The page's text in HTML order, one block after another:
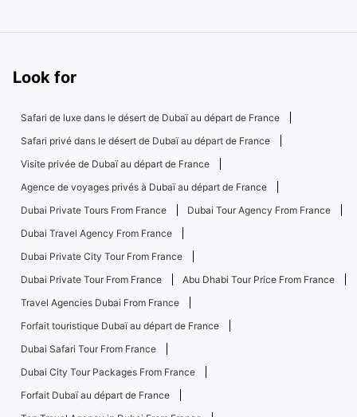
Look for
Safari de luxe dans le désert de Dubaï au départ de France
Safari privé dans le désert de Dubaï au départ de France
Visite privée de Dubaï au départ de France
Agence de voyages privés à Dubaï au départ de France
Dubai Private Tours From France
Dubai Tour Agency From France
Dubai Travel Agency From France
Dubai Private City Tour From France
Dubai Private Tour From France
Abu Dhabi Tour Price From France
Travel Agencies Dubai From France
Forfait touristique Dubaï au départ de France
Dubai Safari Tour From France
Dubai City Tour Packages From France
Forfait Dubaï au départ de France